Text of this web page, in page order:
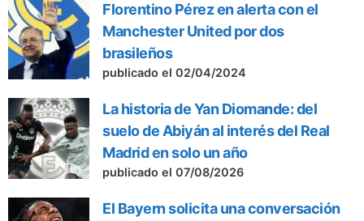
Florentino Pérez en alerta con el
Manchester United por dos
brasileños
publicado el 02/04/2024
La historia de Yan Diomande: del
suelo de Abiyán al interés del Real
Madrid en solo un año
publicado el 07/08/2026
El Bayern solicita una conversación